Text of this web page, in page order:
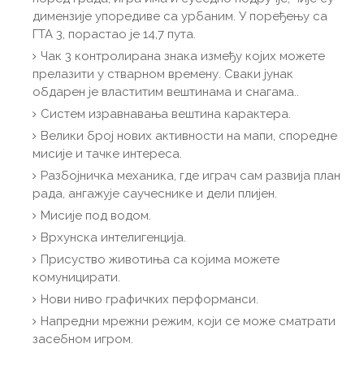
димензије упоредиве са урбаним. У поређењу са
ГТА 3, порастао је 14,7 пута.
Чак 3 контролирана знака између којих можете
прелазити у стварном времену. Сваки јунак
обдарен је властитим вештинама и снагама..
Систем изравнавања вештина карактера.
Велики број нових активности на мапи, споредне
мисије и тачке интереса.
Разбојничка механика, где играч сам развија план
рада, ангажује саучеснике и дели плијен.
Мисије под водом.
Врхунска интелигенција.
Присуство животиња са којима можете
комуницирати.
Нови ниво графичких перформанси.
Напредни мрежни режим, који се може сматрати
засебном игром.